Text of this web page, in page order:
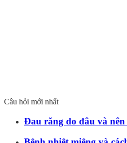
Câu hỏi mới nhất
Đau răng do đâu và nên